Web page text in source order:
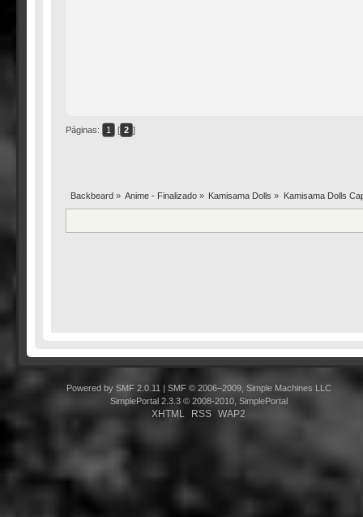
Páginas: 1 [ 2 ]
Backbeard» Anime - Finalizado » Kamisama Dolls » Kamisama Dolls
Powered by SMF 2.0.11
SMF © 2006–2009, Simple Machines LLC
SimplePortal 2.3.3 © 2008-2010, SimplePortal
XHTML RSS WAP2